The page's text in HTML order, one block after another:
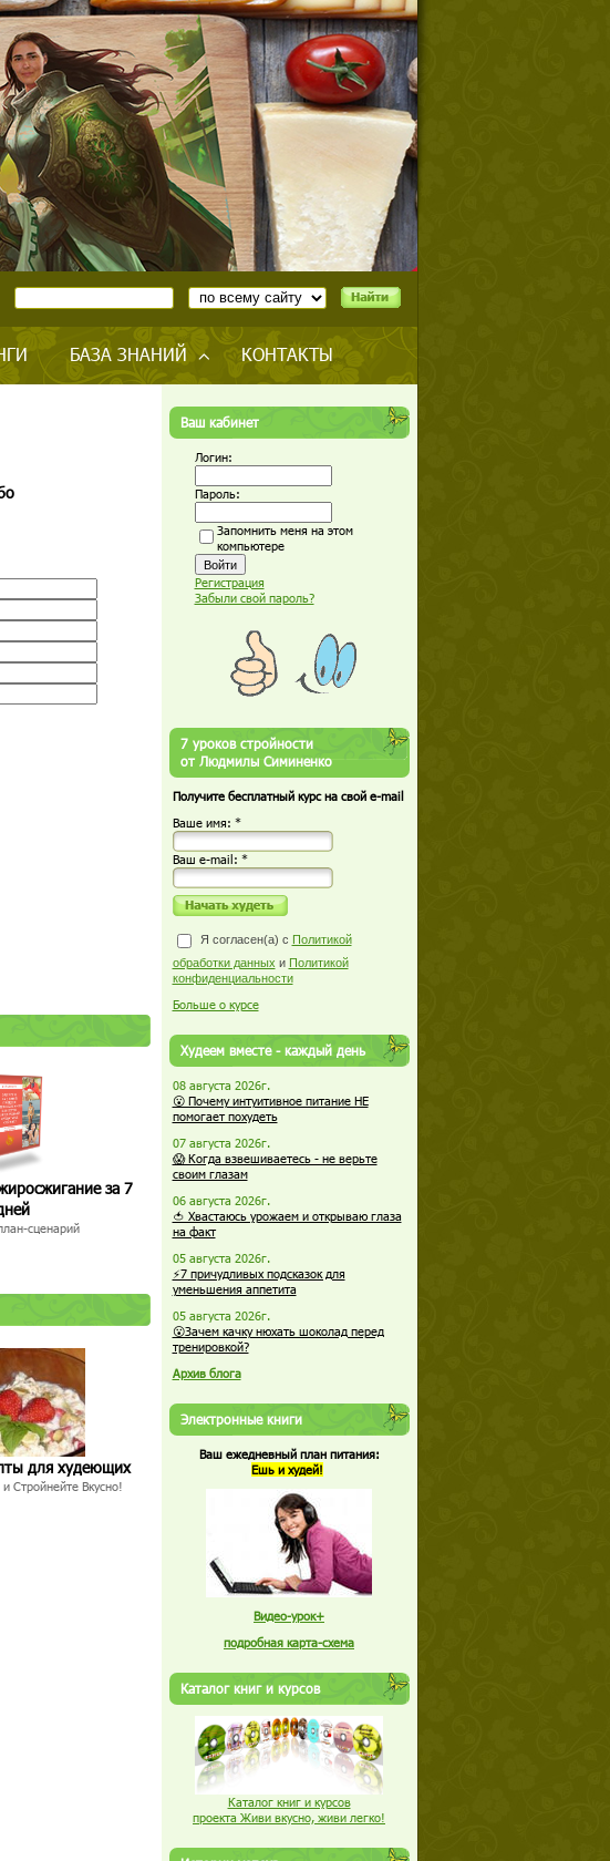
БАЗА ЗНАНИЙ КОНТАКТЫ
за 7
сценарий
для худеющих
Стройнейте Вкусно!
Ваш кабинет
Логин:
Пароль:
Запомнить меня на этом
компьютере
Регистрация
Забыли свой пароль?
7 уроков стройности
от Людмилы Симиненко
Получите бесплатный курс на свой e-mail
Ваше имя: *
Ваш е-mail: *
Я согласен(а) с Политикой
обработки данных и Политикой
конфиденциальности
Больше о курсе
Худеем вместе - каждый день
08 августа 2026г.
😮 Почему интуитивное питание НЕ
помогает похудеть
07 августа 2026г.
😱 Когда взвешиваетесь - не верьте
своим глазам
06 августа 2026г.
🍅 Хвастаюсь урожаем и открываю глаза
на факт
05 августа 2026г.
⚡7 причудливых подсказок для
уменьшения аппетита
05 августа 2026г.
😮Зачем качку нюхать шоколад перед
тренировкой?
Архив блога
Электронные книги
Ваш ежедневный план питания:
Ешь и худей!
Видео-урок+
подробная карта-схема
Каталог книг и курсов
Каталог книг и курсов
проекта Живи вкусно, живи легко!